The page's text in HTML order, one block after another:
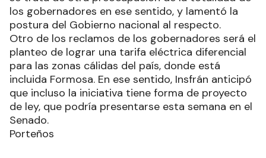
los gobernadores en ese sentido, y lamentó la
postura del Gobierno nacional al respecto.
Otro de los reclamos de los gobernadores será el
planteo de lograr una tarifa eléctrica diferencial
para las zonas cálidas del país, donde está
incluida Formosa. En ese sentido, Insfrán anticipó
que incluso la iniciativa tiene forma de proyecto
de ley, que podría presentarse esta semana en el
Senado.
Porteños